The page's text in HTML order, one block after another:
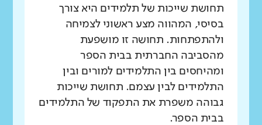
תחושת שייכות של תלמידים היא צורך
בסיסי, המהווה מצע ראשוני לצמיחה
ולהתפתחות. תחושה זו מושפעת
מהסביבה החברתית בבית הספר
ומהיחסים בין התלמידים למורים ובין
התלמידים לבין עצמם. תחושת שייכות
גבוהה משפרת את התפקוד של התלמידים
בבית הספר.